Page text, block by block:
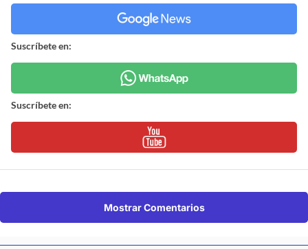
Suscríbete en:
Suscríbete en:
Mostrar Comentarios